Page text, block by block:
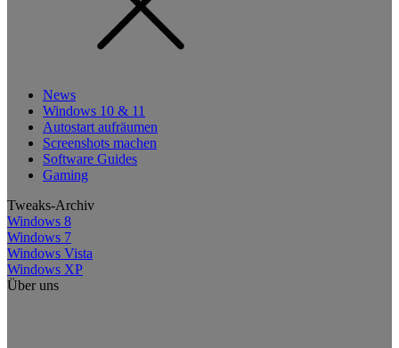
News
Windows 10 & 11
Autostart aufräumen
Screenshots machen
Software Guides
Gaming
Tweaks-Archiv
Windows 8
Windows 7
Windows Vista
Windows XP
Über uns